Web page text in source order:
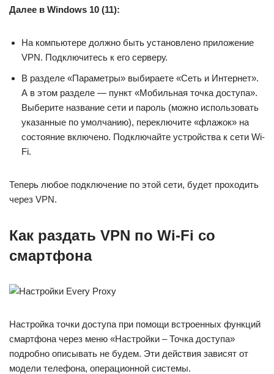
Далее в Windows 10 (11):
На компьютере должно быть установлено приложение
VPN. Подключитесь к его серверу.
В разделе «Параметры» выбираете «Сеть и Интернет».
А в этом разделе — пункт «Мобильная точка доступа».
Выберите название сети и пароль (можно использовать
указанные по умолчанию), переключите «флажок» на
состояние включено. Подключайте устройства к сети Wi-
Fi.
Теперь любое подключение по этой сети, будет проходить
через VPN.
Как раздать VPN по Wi-Fi со
смартфона
Настройка точки доступа при помощи встроенных функций
смартфона через меню «Настройки – Точка доступа»
подробно описывать не будем. Эти действия зависят от
модели телефона, операционной системы.